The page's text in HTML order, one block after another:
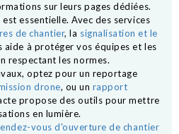
sur leurs pages dédiées.
essentielle. Avec des services
de chantier, la signalisation et le
aide à protéger vos équipes et les
respectant les normes.
optez pour un reportage
drone, ou un rapport
propose des outils pour mettre
en lumière.
vous d'ouverture de chantier